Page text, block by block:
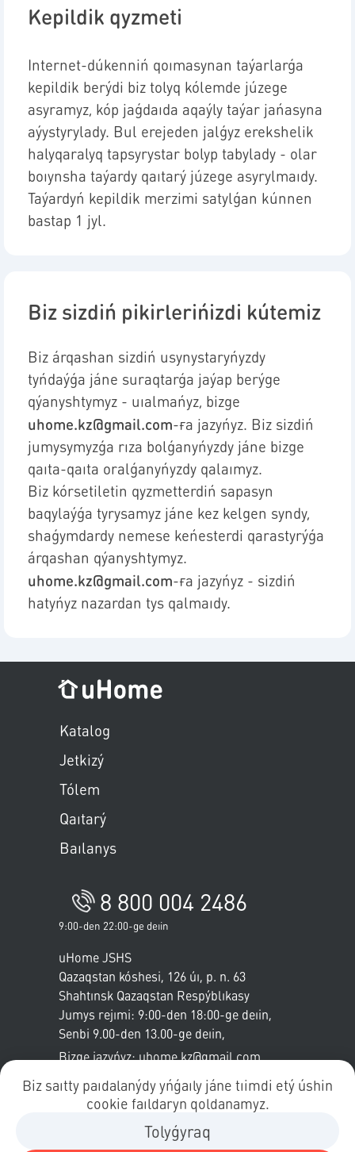
Kepildik qyzmeti
Internet-dúkenniń qoımasynan taýarlarǵa
kepildik berýdi biz tolyq kólemde júzege
asyramyz, kóp jaǵdaıda aqaýly taýar jańasyna
aýystyrylady. Bul erejeden jalǵyz erekshelik
halyqaralyq tapsyrystar bolyp tabylady - olar
boıynsha taýardy qaıtarý júzege asyrylmaıdy.
Taýardyń kepildik merzimi satylǵan kúnnen
bastap 1 jyl.
Biz sizdiń pikirlerińizdi kútemiz
Biz árqashan sizdiń usynystaryńyzdy
tyńdaýǵa jáne suraqtarǵa jaýap berýge
qýanyshtymyz - uıalmańyz, bizge
uhome.kz@gmail.com-ға jazyńyz. Biz sizdiń
jumysymyzǵa rıza bolǵanyńyzdy jáne bizge
qaıta-qaıta oralǵanyńyzdy qalaımyz.
Biz kórsetiletin qyzmetterdiń sapasyn
baqylaýǵa tyrysamyz jáne kez kelgen syndy,
shaǵymdardy nemese keńesterdi qarastyrýǵa
árqashan qýanyshtymyz.
uhome.kz@gmail.com-ға jazyńyz - sizdiń
hatyńyz nazardan tys qalmaıdy.
uHome JSHS
Qazaqstan kóshesi, 126 úı, p. n. 63
Shahtınsk Qazaqstan Respýblıkasy
Jumys rejımi: 9:00-den 18:00-ge deıin,
Senbi 9.00-den 13.00-ge deıin,
Jeksenbi - demalys
8 800 004 2486
© 2020-2024 ТОО "uHome"
Bizge jazyńyz: uhome.kz@gmail.com
9:00-den 22:00-ge deıin
Katalog
Jetkizý
Tólem
Qaıtarý
Baılanys
Biz saıtty paıdalanýdy yńǵaıly jáne tıimdi etý úshin
cookie faıldaryn qoldanamyz.
Tolyǵyraq